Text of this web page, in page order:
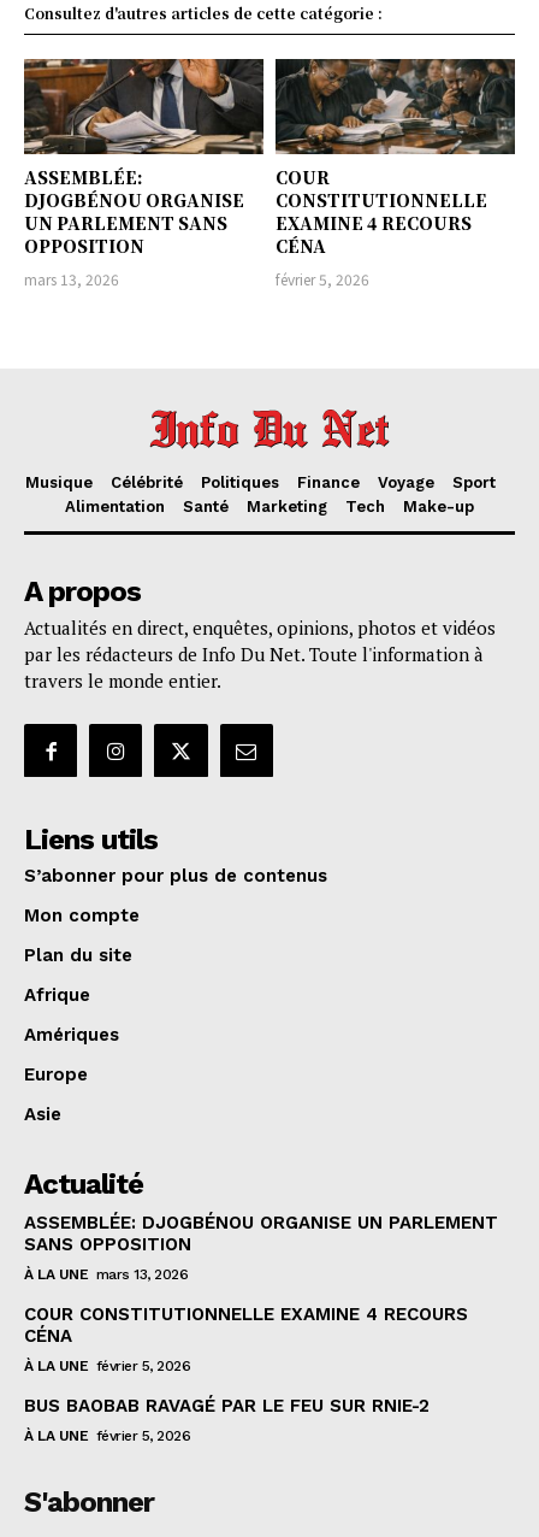
Consultez d'autres articles de cette catégorie :
ASSEMBLÉE:
DJOGBÉNOU ORGANISE
UN PARLEMENT SANS
OPPOSITION
mars 13, 2026
COUR
CONSTITUTIONNELLE
EXAMINE 4 RECOURS
CÉNA
février 5, 2026
Musique Célébrité Politiques Finance Voyage
Sport
Alimentation
Santé Marketing Tech Make-up
A propos
Actualités en direct, enquêtes, opinions, photos et vidéos
par les rédacteurs de Info Du Net. Toute l'information à
travers le monde entier.
Liens utils
S’abonner pour plus de contenus
Mon compte
Plan du site
Afrique
Amériques
Europe
Asie
Actualité
ASSEMBLÉE: DJOGBÉNOU ORGANISE UN PARLEMENT
SANS OPPOSITION
À LA UNE mars 13, 2026
COUR CONSTITUTIONNELLE EXAMINE 4 RECOURS
CÉNA
À LA UNE février 5, 2026
BUS BAOBAB RAVAGÉ PAR LE FEU SUR RNIE-2
À LA UNE février 5, 2026
S'abonner